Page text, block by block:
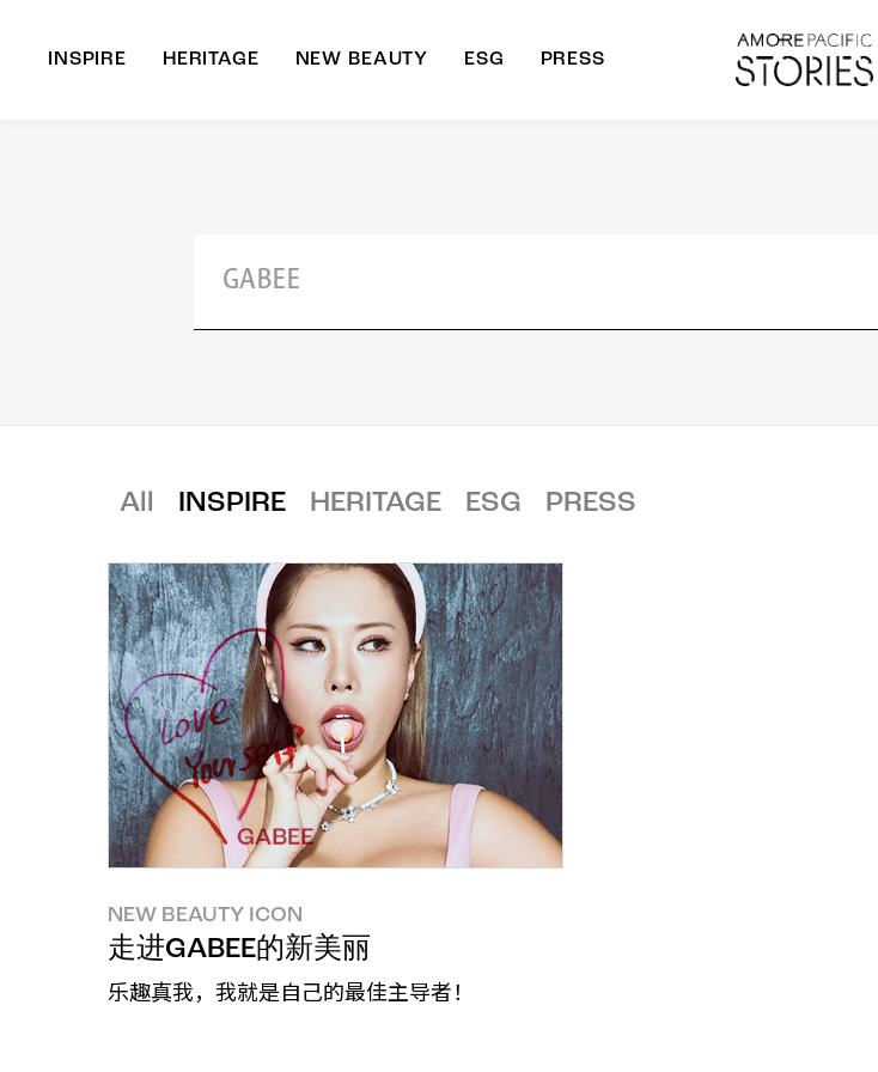
INSPIRE HERITAGE NEW BEAUTY ESG PRESS
All INSPIRE HERITAGE ESG PRESS
NEW BEAUTY ICON
走进GABEE的新美丽
乐趣真我，我就是自己的最佳主导者！